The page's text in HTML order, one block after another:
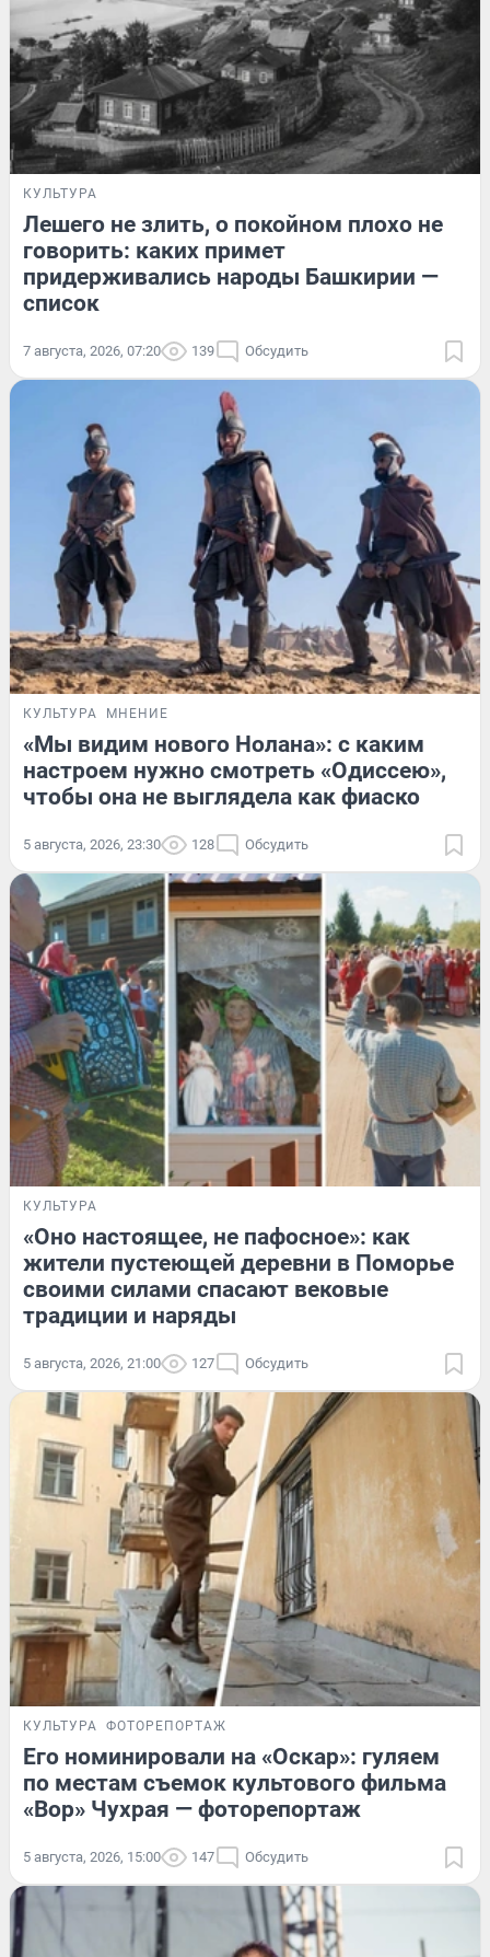
КУЛЬТУРА
Лешего не злить, о покойном плохо не
говорить: каких примет
придерживались народы Башкирии —
список
7 августа, 2026, 07:20 139 Обсудить
КУЛЬТУРА МНЕНИЕ
«Мы видим нового Нолана»: с каким
настроем нужно смотреть «Одиссею»,
чтобы она не выглядела как фиаско
5 августа, 2026, 23:30 128 Обсудить
КУЛЬТУРА
«Оно настоящее, не пафосное»: как
жители пустеющей деревни в Поморье
своими силами спасают вековые
традиции и наряды
5 августа, 2026, 21:00 127 Обсудить
КУЛЬТУРА ФОТОРЕПОРТАЖ
Его номинировали на «Оскар»: гуляем
по местам съемок культового фильма
«Вор» Чухрая — фоторепортаж
5 августа, 2026, 15:00 147 Обсудить